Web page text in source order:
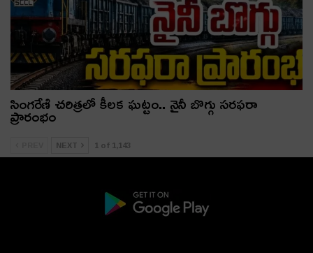
సింగరేణి చరిత్రలో కీలక ఘట్టం.. నైనీ బొగ్గు సరఫరా
ప్రారంభం
NEXT 1 of 1,143